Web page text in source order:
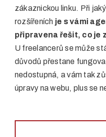
zákaznickou linku. Při
rozšířeních je s vámi
připravena řešit, co je
U freelancerů se může
důvodů přestane
nedostupná, a vám tak
úpravy na webu, plus se